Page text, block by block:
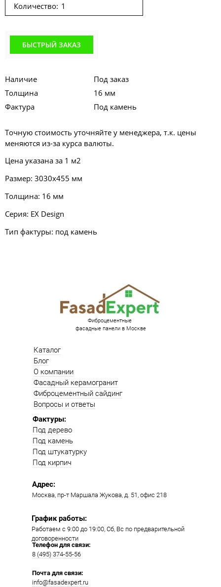
Количество:
БЫСТРЫЙ ЗАКАЗ
Наличие
Под заказ
Толщина
16 мм
Фактура
Под камень
Точную стоимость уточняйте у менеджера, т.к. цены
меняются из-за курса валюты.
Цена указана за 1 м2
Размер: 3030х455 мм
Толщина: 16 мм
Серия: EX Design
Тип фактуры: под камень
Фактуры:
Под дерево
Под камень
Под штукатурку
Под кирпич
Работаем с 9:00 до 19:00​, Сб, Вс по предварительной
договоренности
Москва, пр-т Маршала Жукова, д. 51, офис 218​​
Каталог
Блог
О компании
Фасадный керамогранит
Фиброцементный сайдинг
Вопросы и ответы
Адрес:
График работы:
Телефон для связи:
8 (495) 374-55-56​
Почта для связи:
info@fasadexpert.ru
Фиброцементные
фасадные панели в Москве